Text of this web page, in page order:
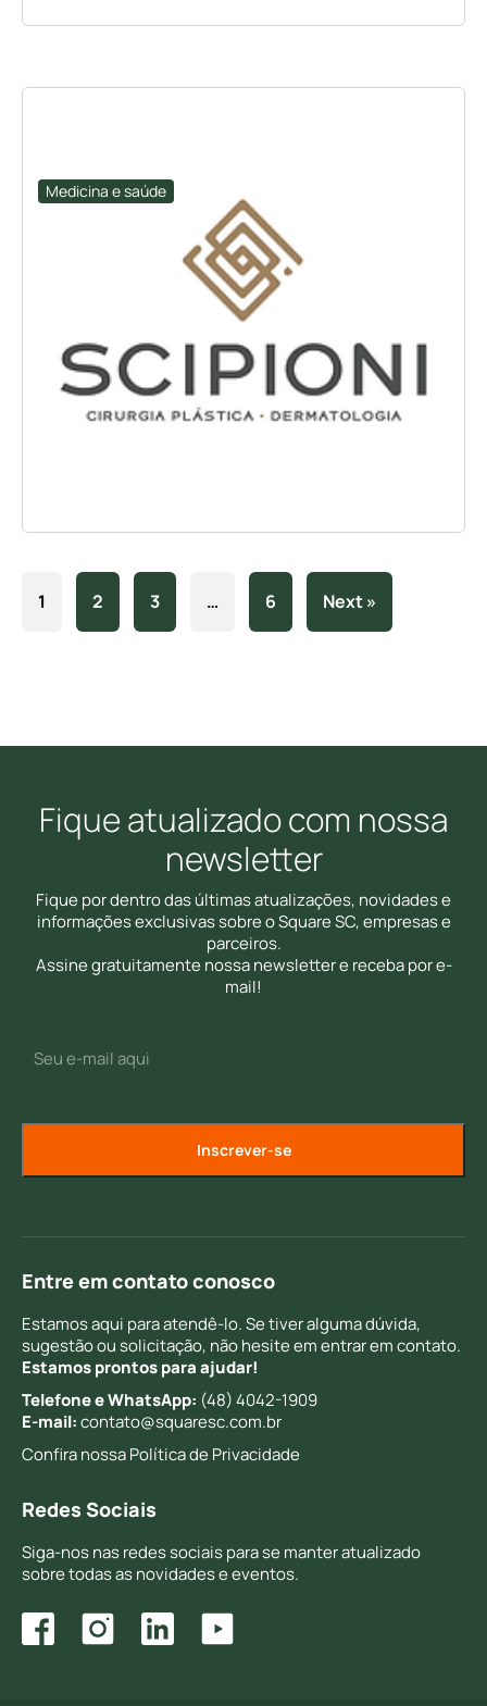
Medicina e saúde
1 2 3 … 6 Next »
Fique atualizado com nossa
newsletter
Fique por dentro das últimas atualizações, novidades e
informações exclusivas sobre o Square SC, empresas e
parceiros.
Assine gratuitamente nossa newsletter e receba por e-
mail!
mail
Entre em contato conosco
Estamos aqui para atendê-lo. Se tiver alguma dúvida,
sugestão ou solicitação, não hesite em entrar em contato.
Estamos prontos para ajudar!
Telefone e WhatsApp: (48) 4042-1909
E-mail:contato@squaresc.com.br
Confira nossaPolítica de Privacidade
Redes Sociais
Siga-nos nas redes sociais para se manter atualizado
sobre todas as novidades e eventos.